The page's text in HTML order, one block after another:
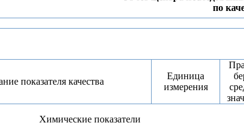
по
показателя качества
Единица
измерения
Химические показатели